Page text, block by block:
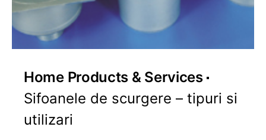
Home Products & Services
Sifoanele de scurgere – tipuri si
utilizari